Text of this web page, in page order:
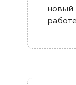
новый
работе